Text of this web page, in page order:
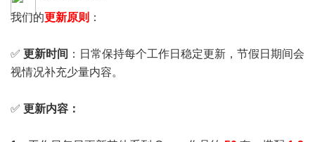
我们的更新原则 ：
✅ 更新时间 ：日常保持每个工作日稳定更新，节假日期间会
视情况补充少量内容。
✅ 更新内容：